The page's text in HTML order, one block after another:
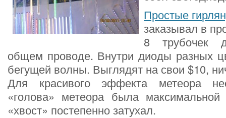
Простые
заказывал в
8 трубочек
общем проводе. Внутри диоды разных
бегущей волны. Выглядят на свои $10,
Для красивого эффекта метеора
«голова» метеора была
«хвост» постепенно затухал.